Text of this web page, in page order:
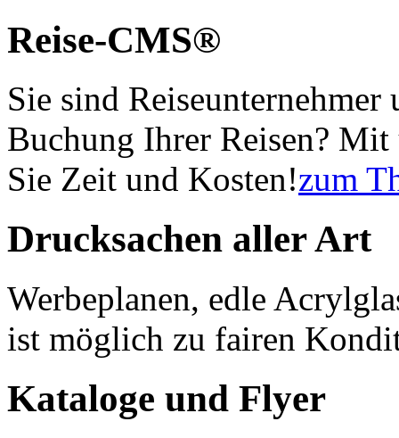
Reise-CMS®
Sie sind
Buchung Ihrer Reisen?
Sie Zeit und Kosten!zum
Drucksachen aller Art
Werbeplanen, edle
ist möglich zu fairen
Kataloge und Flyer